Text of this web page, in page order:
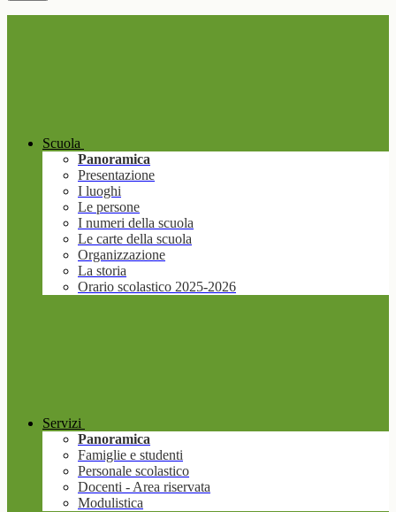
Scuola
Panoramica
Presentazione
I luoghi
Le persone
I numeri della scuola
Le carte della scuola
Organizzazione
La storia
Orario scolastico 2025-2026
Servizi
Panoramica
Famiglie e studenti
Personale scolastico
Docenti - Area riservata
Modulistica